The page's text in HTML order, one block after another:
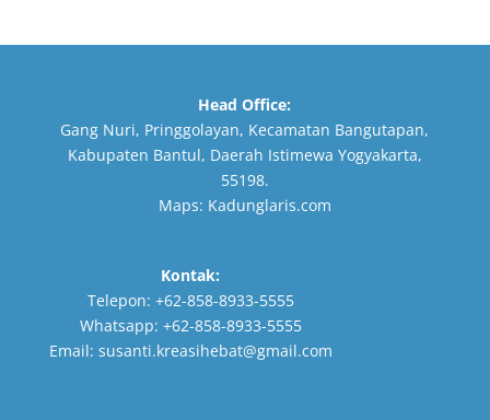
Head Office:
Gang Nuri, Pringgolayan, Kecamatan Bangutapan,
Kabupaten Bantul, Daerah Istimewa Yogyakarta,
55198.
Maps: Kadunglaris.com
Kontak:
Telepon: +62-858-8933-5555
Whatsapp: +62-858-8933-5555
Email: susanti.kreasihebat@gmail.com